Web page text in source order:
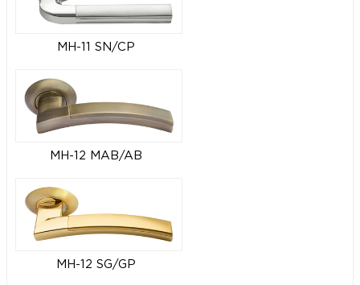
MH-11 SN/CP
MH-12 MAB/AB
MH-12 SG/GP